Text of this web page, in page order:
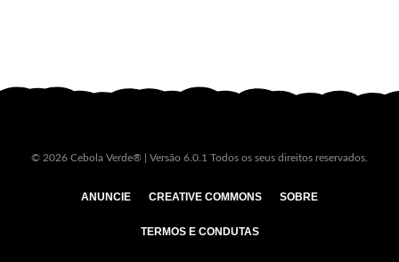
© 2026 Cebola Verde® | Versão 6.0.1 Todos os seus direitos reservados.
ANUNCIE CREATIVE COMMONS SOBRE
TERMOS E CONDUTAS